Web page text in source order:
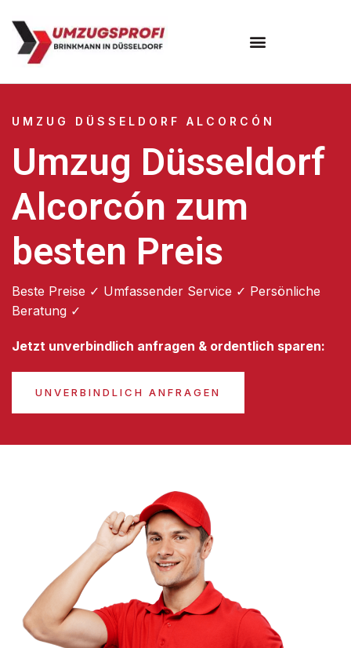
UMZUG DÜSSELDORF ALCORCÓN
Umzug Düsseldorf
Alcorcón zum
besten Preis
Beste Preise ✓ Umfassender Service ✓ Persönliche
Beratung ✓
Jetzt unverbindlich anfragen & ordentlich sparen:
UNVERBINDLICH ANFRAGEN